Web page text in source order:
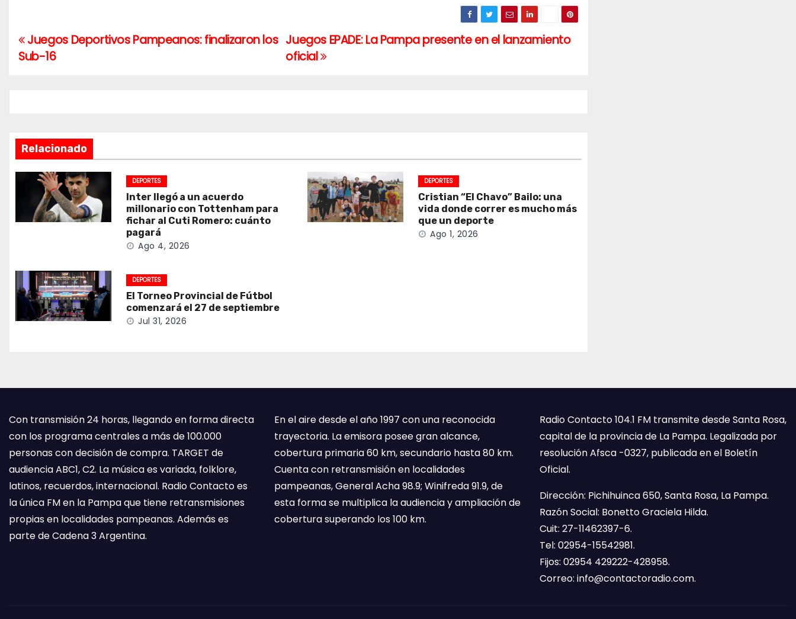
Navegación
de
Juegos EPADE: La Pampa presente en el lanzamiento
oficial
Juegos Deportivos Pampeanos: finalizaron los
Sub-16
Relacionado
DEPORTES
Inter llegó a un acuerdo
millonario con Tottenham para
fichar al Cuti Romero: cuánto
pagará
Ago 4, 2026
DEPORTES
Cristian “El Chavo” Bailo: una
vida donde correr es mucho más
que un deporte
Ago 1, 2026
DEPORTES
El Torneo Provincial de Fútbol
comenzará el 27 de septiembre
Jul 31, 2026
Con transmisión 24 horas, llegando en forma directa
con los programa centrales a más de 100.000
personas con decisión de compra. TARGET de
audiencia ABC1, C2. La música es variada, folklore,
latinos, recuerdos, internacional. Radio Contacto es
la única FM en la Pampa que tiene retransmisiones
propias en localidades pampeanas. Además es
parte de Cadena 3 Argentina.
En el aire desde el año 1997 con una reconocida
trayectoria. La emisora posee gran alcance,
cobertura primaria 60 km, secundario hasta 80 km.
Cuenta con retransmisión en localidades
pampeanas, General Acha 98.9; Winifreda 91.9, de
esta forma se multiplica la audiencia y ampliación de
cobertura superando los 100 km.
Radio Contacto 104.1 FM transmite desde Santa Rosa,
capital de la provincia de La Pampa. Legalizada por
resolución Afsca -0327, publicada en el Boletín
Oficial.
Dirección: Pichihuinca 650, Santa Rosa, La Pampa.
Razón Social: Bonetto Graciela Hilda.
Cuit: 27-11462397-6.
Tel: 02954-15542981.
Fijos: 02954 429222-428958.
Correo: info@contactoradio.com.